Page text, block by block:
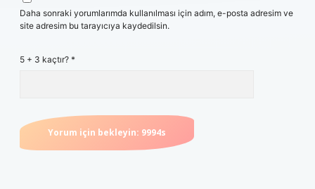
Daha sonraki yorumlarımda kullanılması için adım, e-posta adresim ve
site adresim bu tarayıcıya kaydedilsin.
5 + 3 kaçtır? *